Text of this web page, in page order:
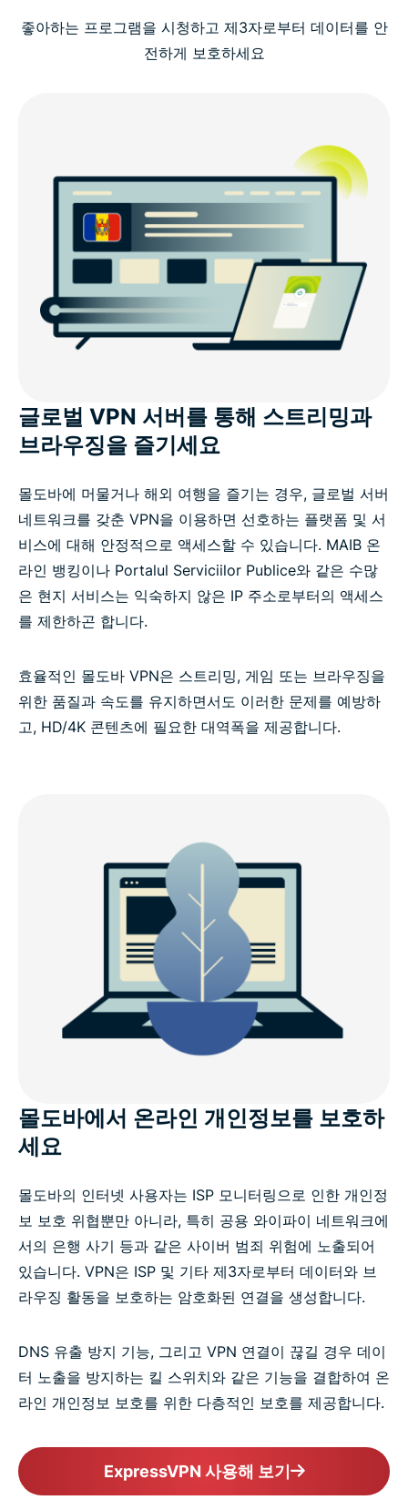
ExpressVPN이 최고의 몰도바 VPN인 이유
몰도바의 인터넷 제한 및 온라인 개인정보 보호
모든 기기에 적합한 몰도바 VPN을 다운로드하세요
몰도바 사용자들이 즐겨 연결하는 인기 VPN 서버
ExpressVPN이 제공하는 다른 혜택이 있나요?
몰도바 VPN 관련 FAQ
모든 국가에서 이용 가능한 ExpressVPN
좋아하는 프로그램을 시청하고 제3자로부터 데이터를 안
전하게 보호하세요
글로벌 VPN 서버를 통해 스트리밍과
브라우징을 즐기세요
몰도바에 머물거나 해외 여행을 즐기는 경우, 글로벌 서버
네트워크를 갖춘 VPN을 이용하면 선호하는 플랫폼 및 서
비스에 대해 안정적으로 액세스할 수 있습니다. MAIB 온
라인 뱅킹이나 Portalul Serviciilor Publice와 같은 수많
은 현지 서비스는 익숙하지 않은 IP 주소로부터의 액세스
를 제한하곤 합니다.
효율적인 몰도바 VPN은 스트리밍, 게임 또는 브라우징을
위한 품질과 속도를 유지하면서도 이러한 문제를 예방하
고, HD/4K 콘텐츠에 필요한 대역폭을 제공합니다.
몰도바에서 온라인 개인정보를 보호하
세요
몰도바의 인터넷 사용자는 ISP 모니터링으로 인한 개인정
보 보호 위협뿐만 아니라, 특히 공용 와이파이 네트워크에
서의 은행 사기 등과 같은 사이버 범죄 위험에 노출되어
있습니다. VPN은 ISP 및 기타 제3자로부터 데이터와 브
라우징 활동을 보호하는 암호화된 연결을 생성합니다.
DNS 유출 방지 기능, 그리고 VPN 연결이 끊길 경우 데이
터 노출을 방지하는 킬 스위치와 같은 기능을 결합하여 온
라인 개인정보 보호를 위한 다층적인 보호를 제공합니다.
ExpressVPN 사용해 보기